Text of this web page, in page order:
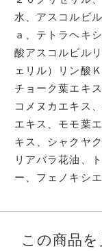
水、アスコルビ
ａ、テトラヘキ
酸アスコルビル
ェリル）リン酸
チョーク葉エキ
コメヌカエキス
エキス、モモ葉
キス、シャクヤ
リアバラ花油、
ー、フェノキシ
この商品